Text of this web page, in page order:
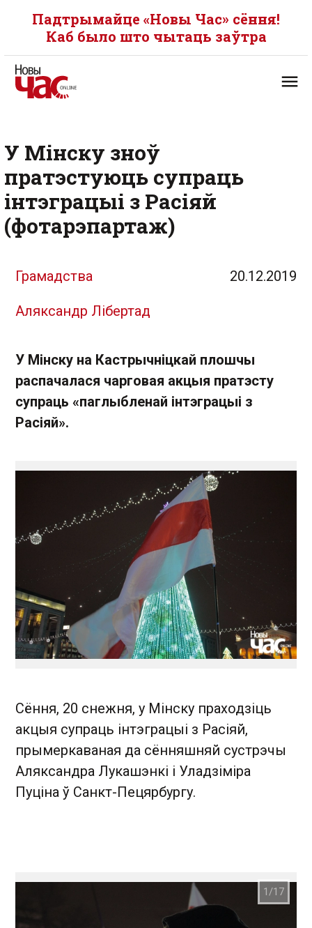
Падтрымайце «Новы Час» сёння!
Каб было што чытаць заўтра
У Мінску зноў
пратэстуюць супраць
інтэграцыі з Расіяй
(фотарэпартаж)
Грамадства 20.12.2019
Аляксандр Лібертад
У Мінску на Кастрычніцкай плошчы
распачалася чарговая акцыя пратэсту
супраць «паглыбленай інтэграцыі з
Расіяй».
Сёння, 20 снежня, у Мінску праходзіць
акцыя супраць інтэграцыі з Расіяй,
прымеркаваная да сённяшняй сустрэчы
Аляксандра Лукашэнкі і Уладзіміра
Пуціна ў Санкт-Пецярбургу.